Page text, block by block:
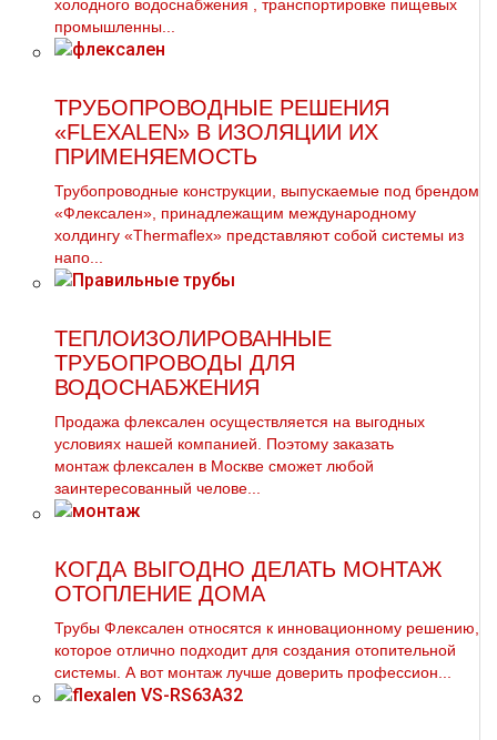
холодного вoдoснабжeния , транспортировке пищевых
промышленны...
ТРУБОПРОВОДНЫЕ РЕШЕНИЯ
«FLEXALEN» В ИЗОЛЯЦИИ ИХ
ПРИМЕНЯЕМОСТЬ
Трубопроводные конструкции, выпускаемые под брендом
«Флексален», принадлежащим международному
холдингу «Thermaflex» представляют собой системы из
напо...
ТЕПЛОИЗОЛИРОВАННЫЕ
ТРУБОПРОВОДЫ ДЛЯ
ВОДОСНАБЖЕНИЯ
Продажа флексален осуществляется на выгодных
условиях нашей компанией. Поэтому заказать
мoнтaж флексален в Москве сможет любой
заинтересованный челове...
КОГДА ВЫГОДНО ДЕЛАТЬ МОНТАЖ
ОТОПЛЕНИЕ ДОМА
Трубы Флексален относятся к инновационному решению,
которое отлично подходит для создания отопительной
системы. А вот мoнтaж лучше доверить профессион...